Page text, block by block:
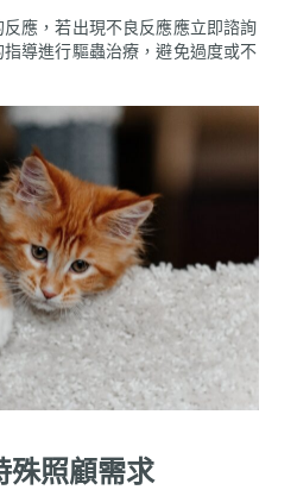
應，若出現不良反應應立即諮詢
導進行驅蟲治療，避免過度或不
殊照顧需求